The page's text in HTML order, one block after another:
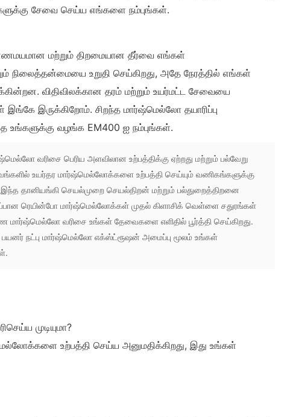
சேவை செய்ய எங்களை நம்புங்கள்.
மற்றும் திறமையான தீர்வை எங்கள்
நிலைத்தன்மையை உறுதி செய்கிறது, அதே நேரத்தில் எங்கள்
விதிவிலக்கான தரம் மற்றும் உயர்மட்ட சேவையை
இருக்கிறோம். சிறந்த மார்ஷ்மெல்லோ தயாரிப்பு
வழங்க EM400 ஐ நம்புங்கள்.
வரிசை பெரிய அளவிலான உற்பத்திக்கு ஏற்றது மற்றும் பல்வேறு
உயர்தர மார்ஷ்மெல்லோக்களை உற்பத்தி செய்யும் வணிகங்களுக்கு
இந்த தானியங்கி செயல்முறை செயல்திறன் மற்றும் பல்துறைத்திறனை
ரெயின்போ மார்ஷ்மெல்லோக்கள் முதல் கிளாசிக் வெள்ளை சதுரங்கள்
வரிசை உங்கள் தேவைகளை எளிதில் பூர்த்தி செய்கிறது.
பயனர் நட்பு மார்ஷ்மெல்லோ எக்ஸ்ட்ரூஷன் அமைப்பு மூலம் உங்கள்
முடியுமா?
உற்பத்தி செய்ய அனுமதிக்கிறது, இது உங்கள்